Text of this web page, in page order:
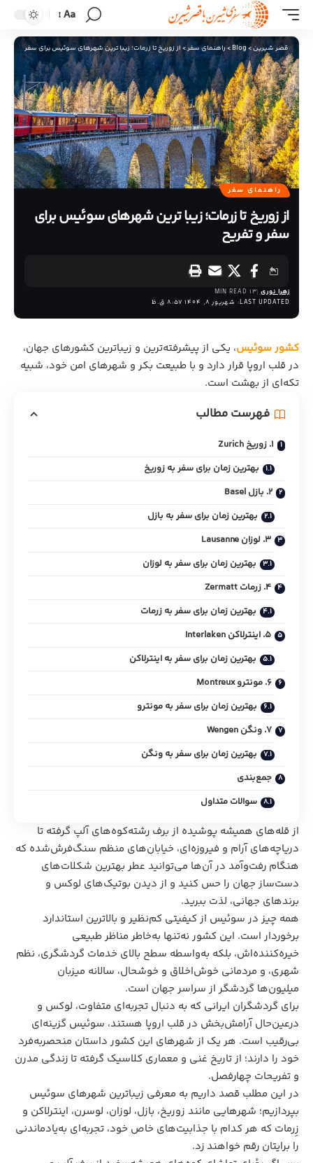
Aa
قصر شیرین>
Blog
>راهنمای سفر>از زوریخ تا زرمات؛ زیبا ترین شهرهای سوئیس برای سفر و تفریح
راهنمای سفر
از زوریخ تا زرمات؛ زیبا ترین شهرهای سوئیس برای
سفر و تفریح
LAST UPDATED: شهریور 8, 1404 8:57 ق.ظ
زهرا نوری 13 MIN READ
کشور سوئیس، یکی از پیشرفته‌ترین و زیباترین کشورهای جهان،
در قلب اروپا قرار دارد و با طبیعت بکر و شهرهای امن خود، شبیه
تکه‌ای از بهشت است.
فهرست مطالب
1. زوریخ Zurich
بهترین زمان برای سفر به زوریخ
2. بازل Basel
بهترین زمان برای سفر به بازل
3. لوزان ‏Lausanne
بهترین زمان برای سفر به لوزان
4. زرمات ‏Zermatt‏
بهترین زمان برای سفر به زرمات
5. اینترلاکن Interlaken
بهترین زمان برای سفر به اینترلاکن
6. مونترو Montreux
بهترین زمان برای سفر به مونترو
7. ونگن Wengen
بهترین زمان برای سفر به ونگن
جمع‌بندی
سوالات متداول
از قله‌های همیشه پوشیده از برف رشته‌کوه‌های آلپ گرفته تا
دریاچه‌های آرام و فیروزه‌ای، خیابان‌های منظم سنگ‌فرش‌شده که
هنگام رفت‌و‌آمد در آن‌ها می‌توانید عطر بهترین شکلات‌های
دست‌ساز جهان را حس کنید و از دیدن بوتیک‌های لوکس و
برندهای جهانی، لذت ببرید.
همه چیز در سوئیس از کیفیتی کم‌نظیر و بالاترین استاندارد
برخوردار است. این کشور نه‌تنها به‌خاطر مناظر طبیعی
خیره‌کننده‌اش، بلکه به‌واسطه سطح بالای خدمات گردشگری، نظم
شهری، و مردمانی خوش‌اخلاق و خوشحال، سالانه میزبان
میلیون‌ها گردشگر از سراسر جهان است.
برای گردشگران ایرانی که به‌ دنبال تجربه‌ای متفاوت، لوکس و
درعین‌حال آرامش‌بخش در قلب اروپا هستند، سوئیس گزینه‌ای
بی‌رقیب است. هر یک از شهرهای این کشور داستان منحصربه‌فرد
خود را دارند؛ از تاریخ غنی و معماری کلاسیک گرفته تا زندگی مدرن
و تفریحات چهارفصل.
در این مطلب قصد داریم به معرفی زیباترین شهر‌های سوئیس
بپردازیم؛ شهرهایی مانند زوریخ، بازل، لوزان، لوسرن، اینترلاکن و
زِرمات که هر کدام با جذابیت‌های خاص خود، تجربه‌ای به‌یادماندنی
را برایتان رقم خواهند زد.